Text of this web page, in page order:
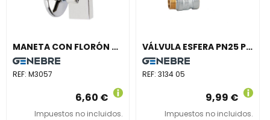
MANETA CON FLORÓN ADAPTABLE
REF: M3057
6,60 €
Impuestos no incluidos.
VÁLVULA ESFERA PN25 PASO TOTAL 3/4" LATÓN
REF:3134 05
9,99 €
Impuestos no incluidos.